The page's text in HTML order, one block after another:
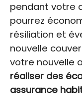
pendant votre
pourrez
résiliation et
nouvelle
votre nouvelle
réaliser des
assurance